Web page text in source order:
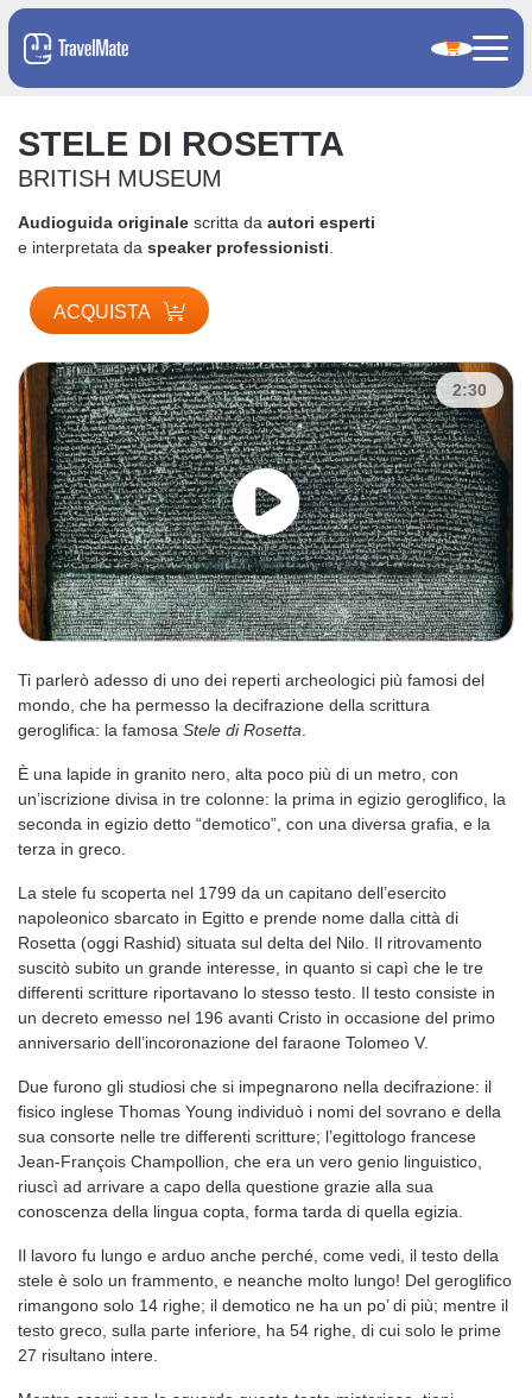
STELE DI ROSETTA
BRITISH MUSEUM
Audioguida originale scritta da autori esperti
e interpretata da speaker professionisti
ACQUISTA
2:30
Ti parlerò adesso di uno dei reperti archeologici più famosi del
mondo, che ha permesso la decifrazione della scrittura
geroglifica: la famosa Stele di Rosetta
È una lapide in granito nero, alta poco più di un metro, con
un’iscrizione divisa in tre colonne: la prima in egizio geroglifico, la
seconda in egizio detto “demotico”, con una diversa grafia, e la
terza in greco.
La stele fu scoperta nel 1799 da un capitano dell’esercito
napoleonico sbarcato in Egitto e prende nome dalla città di
Rosetta (oggi Rashid) situata sul delta del Nilo. Il ritrovamento
suscitò subito un grande interesse, in quanto si capì che le tre
differenti scritture riportavano lo stesso testo. Il testo consiste in
un decreto emesso nel 196 avanti Cristo in occasione del primo
anniversario dell’incoronazione del faraone Tolomeo V.
Due furono gli studiosi che si impegnarono nella decifrazione: il
fisico inglese Thomas Young individuò i nomi del sovrano e della
sua consorte nelle tre differenti scritture; l’egittologo francese
Jean-François Champollion, che era un vero genio linguistico,
riuscì ad arrivare a capo della questione grazie alla sua
conoscenza della lingua copta, forma tarda di quella egizia.
Il lavoro fu lungo e arduo anche perché, come vedi, il testo della
stele è solo un frammento, e neanche molto lungo! Del geroglifico
rimangono solo 14 righe; il demotico ne ha un po’ di più; mentre il
testo greco, sulla parte inferiore, ha 54 righe, di cui solo le prime
27 risultano intere.